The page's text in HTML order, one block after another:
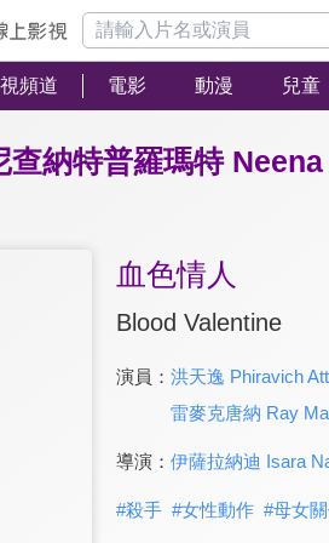
頻道 電影 動漫 兒童
查納特普羅瑪特
血色情人
Blood Valentine
演員： 洪天逸 Phiravich
雷麥克唐納 Ray
導演： 伊薩拉納迪 Isara
#殺手 #女性動作 #母女